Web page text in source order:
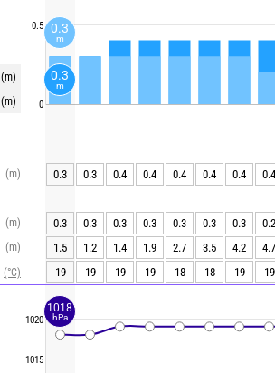
(m)
(m)
(m)
(m)
(m)
(°C)
0.5
0
1020
1015
0.3 0.3 0.4 0.4 0.4 0.4 0.4 0.4
0.3 0.3 0.3 0.3 0.3 0.3 0.3
0.2
1.5
1.2 1.4 1.9 2.7 3.5 4.2
4.7
19
19 19 19 18 18 19 19
0.3
m
0.3
m
1018
hPa